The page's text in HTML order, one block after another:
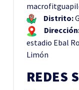
Distrito:
estadio Ebal
Limón
REDES